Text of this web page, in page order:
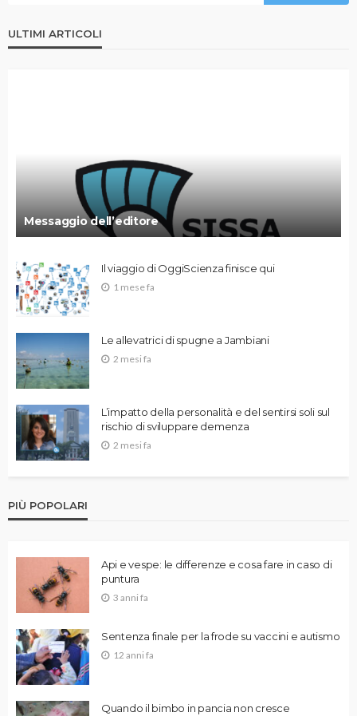
ULTIMI ARTICOLI
Messaggio dell’editore
Il viaggio di OggiScienza finisce qui
1 mese fa
Le allevatrici di spugne a Jambiani
2 mesi fa
L’impatto della personalità e del sentirsi soli sul
rischio di sviluppare demenza
2 mesi fa
PIÙ POPOLARI
Api e vespe: le differenze e cosa fare in caso di
puntura
3 anni fa
Sentenza finale per la frode su vaccini e autismo
12 anni fa
Quando il bimbo in pancia non cresce